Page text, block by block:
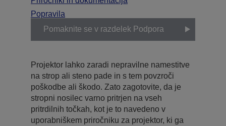
Popravila
Pomaknite se v razdelek Podpora
Projektor lahko zaradi nepravilne namestitve
na strop ali steno pade in s tem povzroči
poškodbe ali škodo. Zato zagotovite, da je
stropni nosilec varno pritrjen na vseh
pritrdilnih točkah, kot je to navedeno v
uporabniškem priročniku za projektor, ki ga